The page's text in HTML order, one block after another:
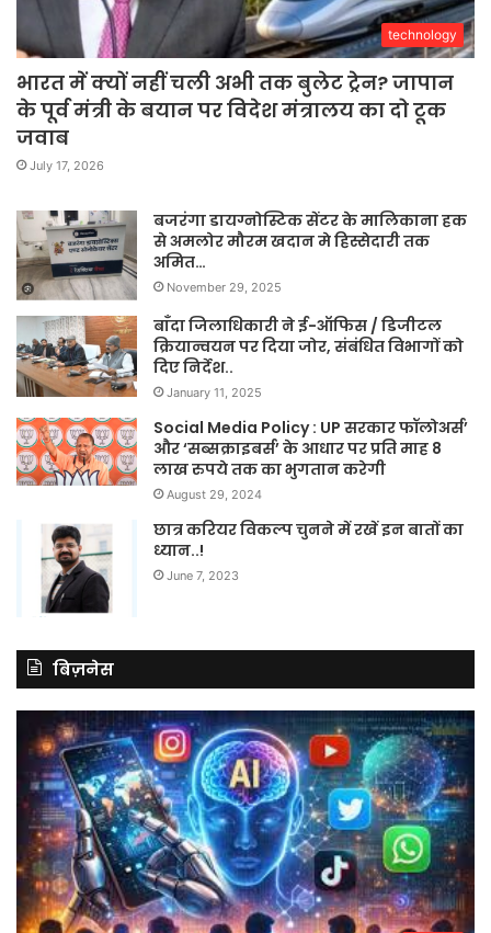
technology
भारत में क्यों नहीं चली अभी तक बुलेट ट्रेन? जापान
के पूर्व मंत्री के बयान पर विदेश मंत्रालय का दो टूक
जवाब
July 17, 2026
बजरंगा डायग्नोस्टिक सेंटर के मालिकाना हक
से अमलोर मौरम खदान मे हिस्सेदारी तक
अमित…
November 29, 2025
बाँदा जिलाधिकारी ने ई-ऑफिस / डिजीटल
क्रियान्वयन पर दिया जोर, संबंधित विभागों को
दिए निर्देश..
January 11, 2025
Social Media Policy : UP सरकार फॉलोअर्स’
और ‘सब्सक्राइबर्स’ के आधार पर प्रति माह 8
लाख रुपये तक का भुगतान करेगी
August 29, 2024
छात्र करियर विकल्प चुनने में रखें इन बातों का
ध्यान..!
June 7, 2023
बिज़नेस